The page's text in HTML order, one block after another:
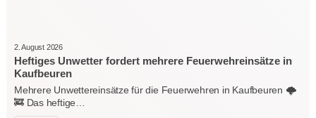
2. August 2026
Heftiges Unwetter fordert mehrere Feuerwehreinsätze in
Kaufbeuren
Mehrere Unwettereinsätze für die Feuerwehren in Kaufbeuren 🌩️
🚒 Das heftige…